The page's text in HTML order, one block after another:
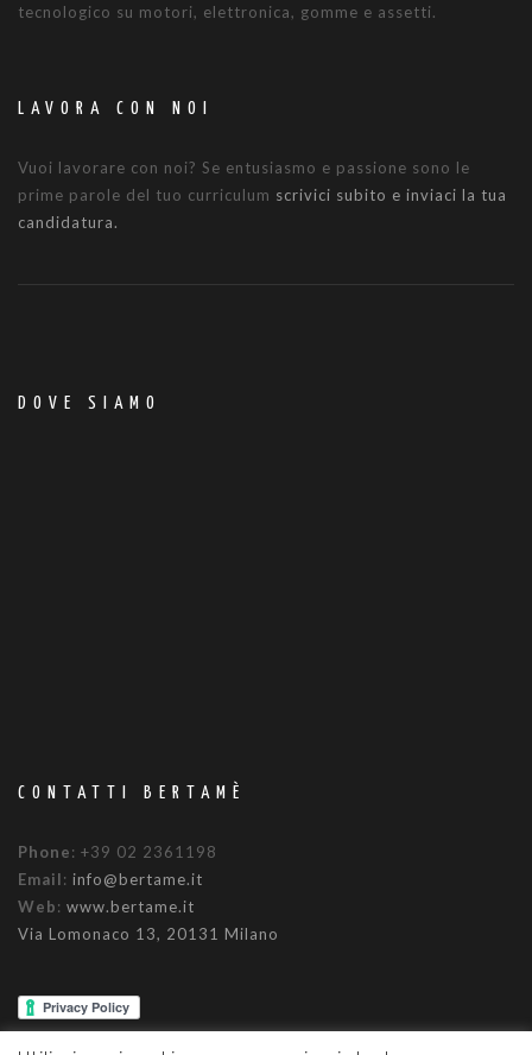
tecnologico su motori, elettronica, gomme e assetti.
LAVORA CON NOI
Vuoi lavorare con noi? Se entusiasmo e passione sono le
prime parole del tuo curriculum scrivici subito e inviaci la tua
candidatura.
DOVE SIAMO
CONTATTI BERTAMÈ
Phone: +39 02 2361198
Email: info@bertame.it
Web: www.bertame.it
Via Lomonaco 13, 20131 Milano